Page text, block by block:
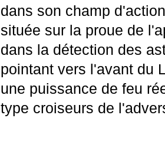
dans son champ
située sur la proue de
dans la détection des
pointant vers l'avant du
une puissance de feu
type croiseurs de